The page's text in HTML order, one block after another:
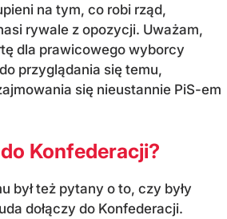
na tym, co robi rząd,
rywale z opozycji. Uważam,
dla prawicowego wyborcy
przyglądania się temu,
się nieustannie PiS-em
Konfederacji?
był też pytany o to, czy były
dołączy do Konfederacji.